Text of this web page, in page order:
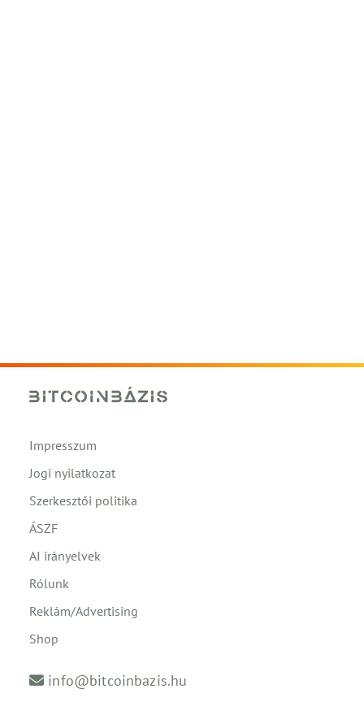
Impresszum
Jogi nyilatkozat
Szerkesztői politika
ÁSZF
AI irányelvek
Rólunk
Reklám/Advertising
Shop
info@bitcoinbazis.hu